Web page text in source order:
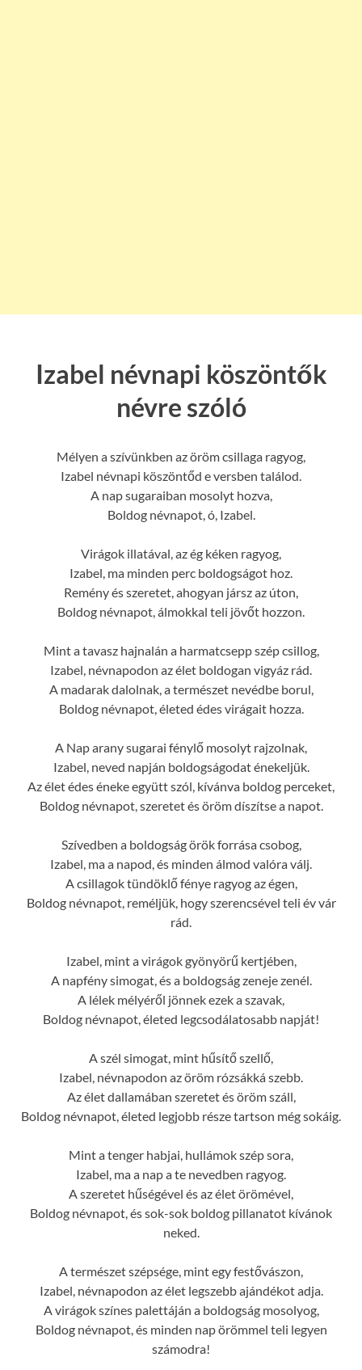
Izabel névnapi köszöntők
névre szóló
Mélyen a szívünkben az öröm csillaga ragyog,
Izabel névnapi köszöntőd e versben találod.
A nap sugaraiban mosolyt hozva,
Boldog névnapot, ó, Izabel.
Virágok illatával, az ég kéken ragyog,
Izabel, ma minden perc boldogságot hoz.
Remény és szeretet, ahogyan jársz az úton,
Boldog névnapot, álmokkal teli jövőt hozzon.
Mint a tavasz hajnalán a harmatcsepp szép csillog,
Izabel, névnapodon az élet boldogan vigyáz rád.
A madarak dalolnak, a természet nevédbe borul,
Boldog névnapot, életed édes virágait hozza.
A Nap arany sugarai fénylő mosolyt rajzolnak,
Izabel, neved napján boldogságodat énekeljük.
Az élet édes éneke együtt szól, kívánva boldog perceket,
Boldog névnapot, szeretet és öröm díszítse a napot.
Szívedben a boldogság örök forrása csobog,
Izabel, ma a napod, és minden álmod valóra válj.
A csillagok tündöklő fénye ragyog az égen,
Boldog névnapot, reméljük, hogy szerencsével teli év vár
rád.
Izabel, mint a virágok gyönyörű kertjében,
A napfény simogat, és a boldogság zeneje zenél.
A lélek mélyéről jönnek ezek a szavak,
Boldog névnapot, életed legcsodálatosabb napját!
A szél simogat, mint hűsítő szellő,
Izabel, névnapodon az öröm rózsákká szebb.
Az élet dallamában szeretet és öröm száll,
Boldog névnapot, életed legjobb része tartson még sokáig.
Mint a tenger habjai, hullámok szép sora,
Izabel, ma a nap a te nevedben ragyog.
A szeretet hűségével és az élet örömével,
Boldog névnapot, és sok-sok boldog pillanatot kívánok
neked.
A természet szépsége, mint egy festővászon,
Izabel, névnapodon az élet legszebb ajándékot adja.
A virágok színes palettáján a boldogság mosolyog,
Boldog névnapot, és minden nap örömmel teli legyen
számodra!